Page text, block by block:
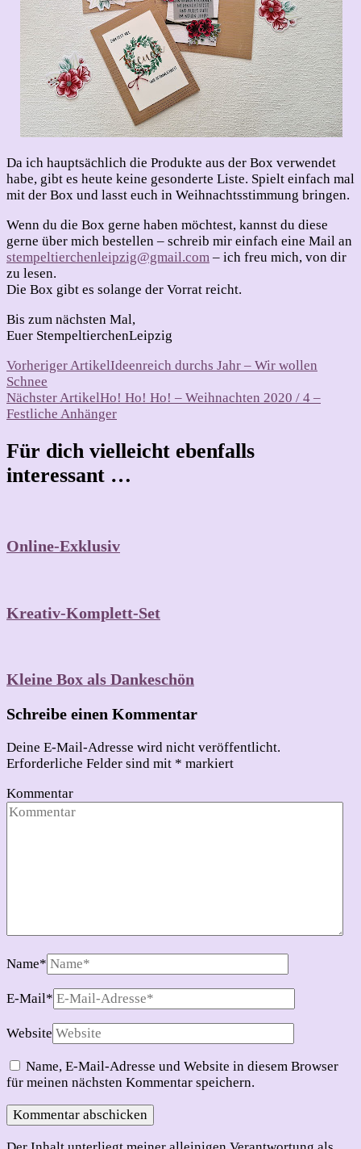
Da ich hauptsächlich die Produkte aus der Box verwendet
habe, gibt es heute keine gesonderte Liste. Spielt einfach mal
mit der Box und lasst euch in Weihnachtsstimmung bringen.
Wenn du die Box gerne haben möchtest, kannst du diese
gerne über mich bestellen – schreib mir einfach eine Mail an
stempeltierchenleipzig@gmail.com – ich freu mich, von dir
zu lesen.
Die Box gibt es solange der Vorrat reicht.
Bis zum nächsten Mal,
Euer StempeltierchenLeipzig
Beitragsnavigation
Vorheriger ArtikelIdeenreich durchs Jahr – Wir wollen
Schnee
Nächster ArtikelHo! Ho! Ho! – Weihnachten 2020 / 4 –
Festliche Anhänger
Für dich vielleicht ebenfalls
interessant …
Online-Exklusiv
Kreativ-Komplett-Set
Kleine Box als Dankeschön
Schreibe einen Kommentar
Deine E-Mail-Adresse wird nicht veröffentlicht.
Erforderliche Felder sind mit * markiert
Kommentar
Name*
E-Mail*
Website
Name, E-Mail-Adresse und Website in diesem Browser
für meinen nächsten Kommentar speichern.